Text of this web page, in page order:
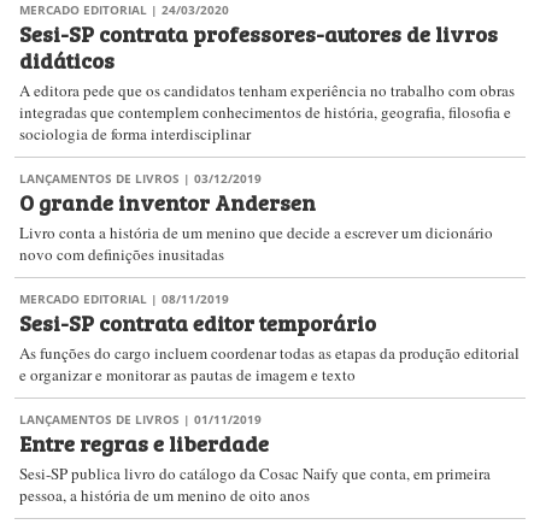
MERCADO EDITORIAL | 24/03/2020
Sesi-SP contrata professores-autores de livros
didáticos
A editora pede que os candidatos tenham experiência no trabalho com obras
integradas que contemplem conhecimentos de história, geografia, filosofia e
sociologia de forma interdisciplinar
LANÇAMENTOS DE LIVROS | 03/12/2019
O grande inventor Andersen
Livro conta a história de um menino que decide a escrever um dicionário
novo com definições inusitadas
MERCADO EDITORIAL | 08/11/2019
Sesi-SP contrata editor temporário
As funções do cargo incluem coordenar todas as etapas da produção editorial
e organizar e monitorar as pautas de imagem e texto
LANÇAMENTOS DE LIVROS | 01/11/2019
Entre regras e liberdade
Sesi-SP publica livro do catálogo da Cosac Naify que conta, em primeira
pessoa, a história de um menino de oito anos